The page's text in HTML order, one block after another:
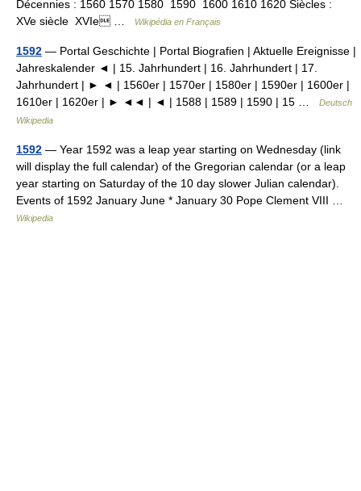
Décennies : 1560 1570 1580 1590 1600 1610 1620 Siècles :
XVe siècle XVIe …
Wikipédia en Français
1592 — Portal Geschichte | Portal Biografien | Aktuelle Ereignisse |
Jahreskalender ◄ | 15. Jahrhundert | 16. Jahrhundert | 17.
Jahrhundert | ► ◄ | 1560er | 1570er | 1580er | 1590er | 1600er |
1610er | 1620er | ► ◄◄ | ◄ | 1588 | 1589 | 1590 | 15 …
Deutsch
Wikipedia
1592 — Year 1592 was a leap year starting on Wednesday (link
will display the full calendar) of the Gregorian calendar (or a leap
year starting on Saturday of the 10 day slower Julian calendar).
Events of 1592 January June * January 30 Pope Clement VIII …
Wikipedia